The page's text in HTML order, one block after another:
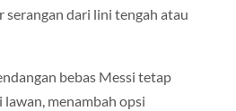
serangan dari lini tengah atau
bebas Messi tetap
lawan, menambah opsi